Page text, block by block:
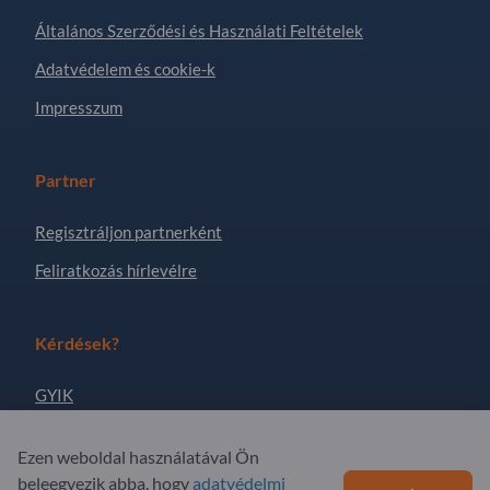
Általános Szerződési és Használati Feltételek
Adatvédelem és cookie-k
Impresszum
Partner
Regisztráljon partnerként
Feliratkozás hírlevélre
Kérdések?
GYIK
Ezen weboldal használatával Ön
beleegyezik abba, hogy adatvédelmi